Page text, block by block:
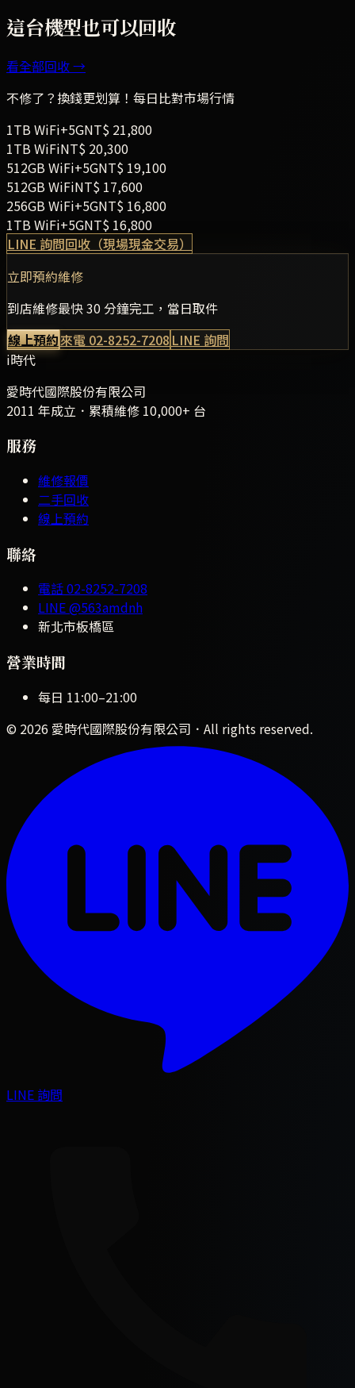
這台機型也可以回收
看全部回收 →
不修了？換錢更划算！每日比對市場行情
1TBWiFi+5GNT$ 21,800
1TBWiFiNT$ 20,300
512GBWiFi+5GNT$ 19,100
512GBWiFiNT$ 17,600
256GBWiFi+5GNT$ 16,800
1TBWiFi+5GNT$ 16,800
LINE 詢問回收（現場現金交易）
立即預約維修
到店維修最快 30 分鐘完工，當日取件
線上預約來電 02-8252-7208 LINE 詢問
i時代
愛時代國際股份有限公司
2011 年成立．累積維修 10,000+ 台
服務
維修報價
二手回收
線上預約
聯絡
電話02-8252-7208
LINE@563amdnh
新北市板橋區
營業時間
每日 11:00–21:00
© 2026 愛時代國際股份有限公司 ．All rights reserved.
LINE 詢問